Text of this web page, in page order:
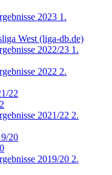
2023 1.
West (liga-db.de)
2022/23 1.
2022 2.
22
2021/22 2.
20
2019/20 2.